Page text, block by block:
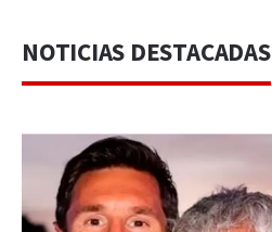
NOTICIAS DESTACADAS